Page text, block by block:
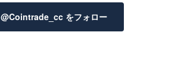
@Cointrade_cc をフォロー